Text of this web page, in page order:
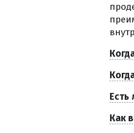
Есть
Как